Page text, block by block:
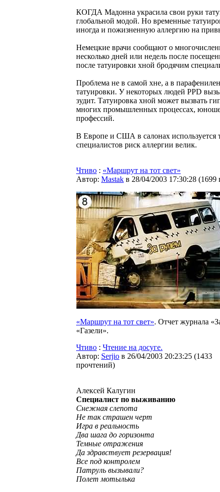
КОГДА Мадонна украсила свои руки
глобальной модой. Но временные
иногда и пожизненную аллергию на
Немецкие врачи сообщают о
несколько дней или недель после
после татуировки хной бродячим
Проблема не в самой хне, а в
татуировки. У некоторых людей PPD
зудит. Татуировка хной может вызвать
многих промышленных процессах,
профессий.
В Европе и США в салонах используется
специалистов риск аллергии велик.
Чтиво : «Маршрут на тот свет»
Автор: Мastak в 28/04/2003 17:30:28 (1699
«Маршрут на тот свет». Отчет журнала
«Газели».
Чтиво : Чтение на досуге.
Автор: Serjio в 26/04/2003 20:23:25 (1433
прочтений)
Алексей Калугин
Специалист по выживанию
Снежная слепота
Не так страшен черт
Игра в реальность
Два шага до горизонта
Темные отражения
Да здравствует резервация!
Все под контролем
Патруль вызывали?
Полет мотылька